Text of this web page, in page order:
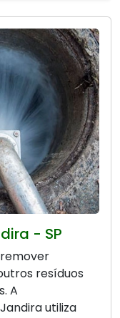
- SP
resíduos
A
utiliza